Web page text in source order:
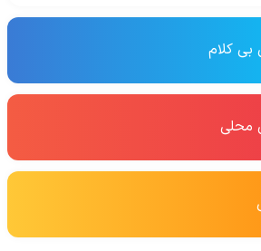
بی کلام
محلی